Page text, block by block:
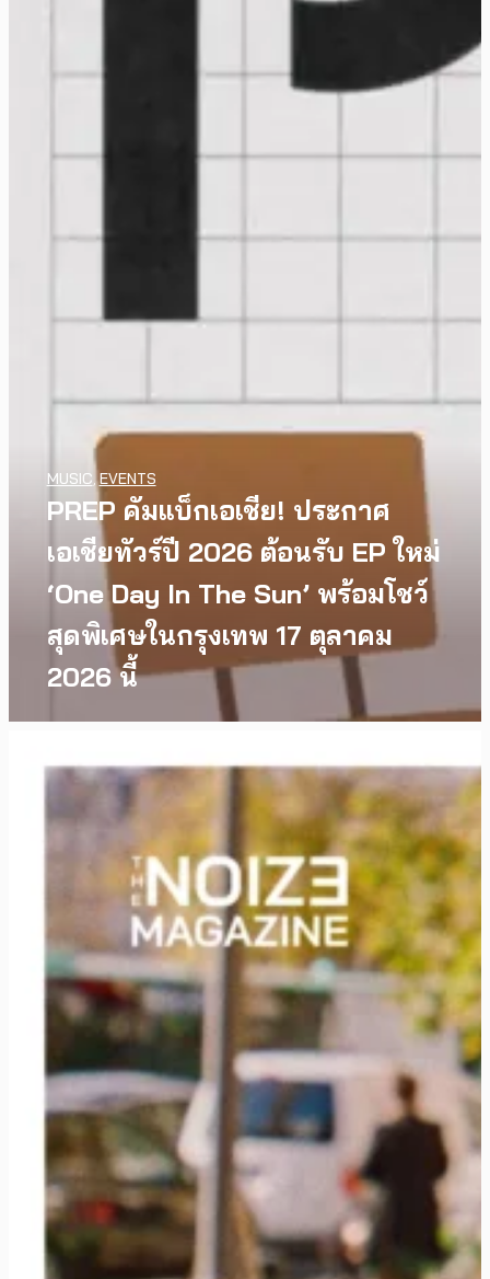
PREP คัมแบ็กเอเชีย! ประกาศ
เอเชียทัวร์ปี 2026 ต้อนรับ EP ใหม่
‘One Day In The Sun’ พร้อมโชว์
สุดพิเศษในกรุงเทพ 17 ตุลาคม
2026 นี้
MUSIC ,EVENTS